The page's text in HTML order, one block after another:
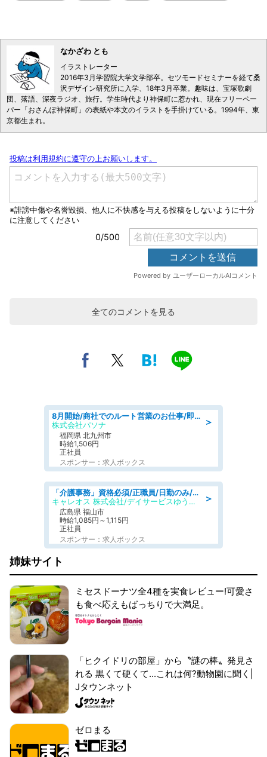
なかざわ とも
イラストレーター
2016年3月学習院大学文学部卒。セツモードセミナーを経て桑
沢デザイン研究所に入学、18年3月卒業。趣味は、宝塚歌劇
団、落語、深夜ラジオ、旅行。学生時代より神保町に惹かれ、現在フリーペー
パー「おさんぽ神保町」の表紙や本文のイラストを手掛けている。1994年、東
京都生まれ。
全てのコメントを見る
＞
8月開始/商社でのルート営業のお仕事/即日勤務可/車通勤可/営業
株式会社パソナ
福岡県 北九州市
時給1,506円
正社員
スポンサー：求人ボックス
＞
「介護事務」資格必須/正職員/日勤のみ/デイサービス
キャレオス 株式会社/デイサービスゆうゆう南本庄
広島県 福山市
時給1,085円～1,115円
正社員
スポンサー：求人ボックス
姉妹サイト
ミセスドーナツ全4種を実食レビュー!可愛さ
も食べ応えもばっちりで大満足。
「ヒクイドリの部屋」から〝謎の棒〟発見さ
れる 黒くて硬くて...これは何?動物園に聞く|
Jタウンネット
ゼロまる